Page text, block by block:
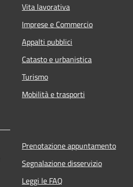
Vita lavorativa
Imprese e Commercio
Appalti pubblici
Catasto e urbanistica
Turismo
Mobilità e trasporti
Prenotazione appuntamento
Segnalazione disservizio
Leggi le FAQ